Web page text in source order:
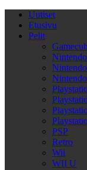
Uutiset
Etusivu
Pelit
PSP
Retro
Wii
WII U